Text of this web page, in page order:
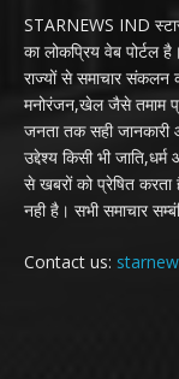
STARNEWS IND
का लोकप्रिय वेब पोर्टल
राज्यों से समाचार संकलन
मनोरंजन,खेल जैसे तमाम
जनता तक सही जानकारी
उद्देश्य किसी भी
से खबरों को प्रेषित करता
नही है। सभी समाचार
Contact us: